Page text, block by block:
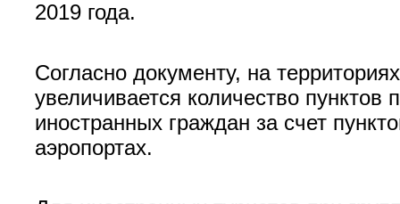
2019 года.
Согласно документу, на
увеличивается количество пунктов
иностранных граждан за счет
аэропортах.